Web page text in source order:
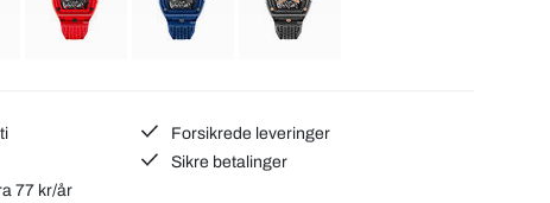
Forsikrede leveringer
Sikre betalinger
77 kr/år